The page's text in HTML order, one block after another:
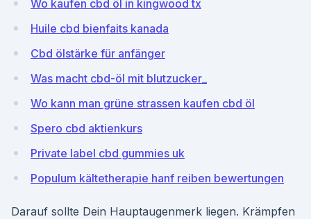
Wo kaufen cbd öl in kingwood tx
Huile cbd bienfaits kanada
Cbd ölstärke für anfänger
Was macht cbd-öl mit blutzucker_
Wo kann man grüne strassen kaufen cbd öl
Spero cbd aktienkurs
Private label cbd gummies uk
Populum kältetherapie hanf reiben bewertungen
Darauf sollte Dein Hauptaugenmerk liegen. Krämpfen